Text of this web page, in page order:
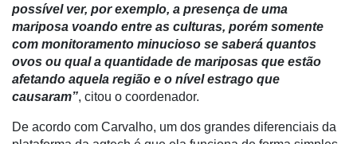
para
Recursos
Hídricos
Membros
Netrin
possível ver, por exemplo, a presença de uma
mariposa voando entre as culturas, porém somente
com monitoramento minucioso se saberá quantos
ovos ou qual a quantidade de mariposas que estão
afetando aquela região e o nível estrago que
causaram”, citou o coordenador.
De acordo com Carvalho, um dos grandes diferenciais da